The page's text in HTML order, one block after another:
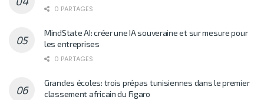
0 PARTAGES
MindState AI: créer une IA souveraine et sur mesure pour
les entreprises
0 PARTAGES
Grandes écoles: trois prépas tunisiennes dans le premier
classement africain du Figaro